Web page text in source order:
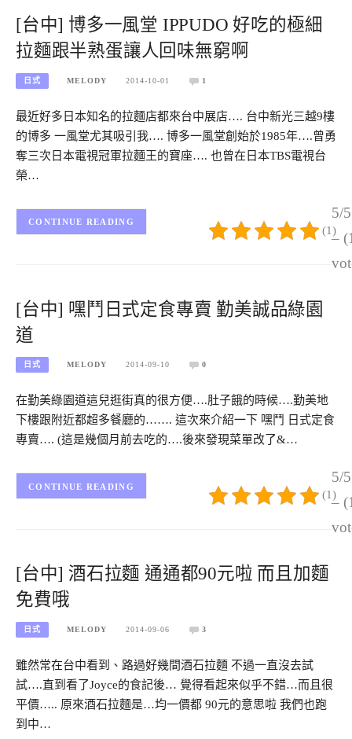
[台中] 博多一風堂 IPPUDO 好吃的極細
拉麵跟半熟蛋讓人回味無窮啊
日式 MELODY 2014-10-01 1
最近好多日本知名的拉麵店都來台中展店…. 台中新光三越9樓
的博多 一風堂尤其吸引我…. 博多一風堂創始於1985年….曾勇
奪三次日本電視冠軍拉麵王的寶座…. 也曾在日本TBS電視台
榮…
5/5
–
(1)
CONTINUE READING
[台中] 嘿鬥日式定食專賣 勤美誠品綠園
道
日式 MELODY 2014-09-10 0
在勤美綠園道這兒逛街真的很方便….肚子餓的時候….勤美地
下樓跟附近都超多餐廳的……. 這次來介紹一下 嘿鬥 日式定食
專賣…. (這是幾個月前去吃的….後來發現菜單改了&…
5/5
–
(1)
CONTINUE READING
[台中] 酒石拉麵 通通都90元啦 而且加麵
免費哦
日式 MELODY 2014-09-06 3
雖然常在台中看到、路過好幾間酒石拉麵 不過一直沒去試
試….直到看了Joyce的食記後… 覺得看起來似乎不錯…而且很
平價….. 原來酒石拉麵是…均一價都 90元的意思啦 我們也跑
到中…